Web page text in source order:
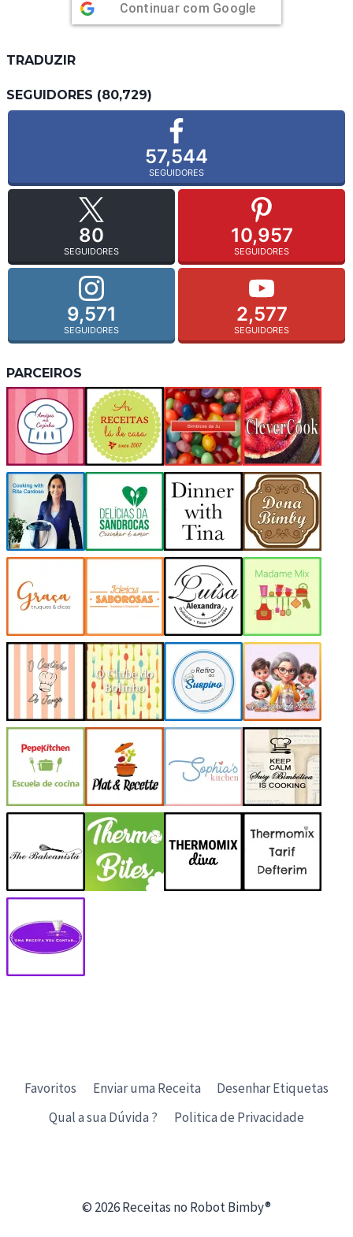
Continuar com Google
TRADUZIR
SEGUIDORES (80,729)
57,544
SEGUIDORES
80
SEGUIDORES
10,957
SEGUIDORES
9,571
SEGUIDORES
2,577
SEGUIDORES
PARCEIROS
Favoritos Enviar uma Receita
Desenhar Etiquetas
Qual a sua Dúvida ?
Politica de Privacidade
© 2026 Receitas no Robot Bimby®